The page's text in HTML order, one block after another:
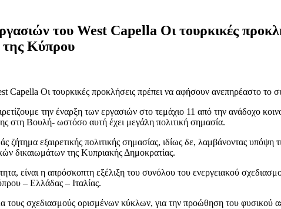
του West Capella Οι τουρκικές
της Κύπρου
την έναρξη των εργασιών στο τεμάχιο 11 από την ανάδοχο
στη Βουλή- ωστόσο αυτή έχει μεγάλη πολιτική σημασία.
ζήτημα εξαιρετικής πολιτικής σημασίας, ιδίως δε, λαμβάνοντας
δικαιωμάτων της Κυπριακής Δημοκρατίας.
είναι η απρόσκοπτη εξέλιξη του συνόλου του ενεργειακού
– Ελλάδας – Ιταλίας.
τους σχεδιασμούς ορισμένων κύκλων, για την προώθηση του φυσικού